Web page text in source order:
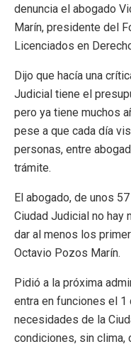
denuncia el abogado
Marín, presidente del
Licenciados en
Dijo que hacía una
Judicial tiene el
pero ya tiene muchos
pese a que cada día
personas, entre
trámite.
El abogado, de unos
Ciudad Judicial no hay
dar al menos los
Octavio Pozos Marín.
Pidió a la próxima
entra en funciones el
necesidades de la
condiciones, sin clima,